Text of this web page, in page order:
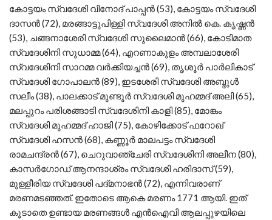
കോട്ടയം സ്വദേശി വിനോദ് പാപ്പന്‍ (53), കോട്ടയം സ്വദേശി
ദാസന്‍ (72), മരങ്ങാട്ടുപിള്ളി സ്വദേശി അനില്‍ കെ. കൃഷ്ണന്‍
(53), ചങ്ങനാശേരി സ്വദേശി സുലൈമാന്‍ (66), കോടിമാത
സ്വദേശിനി സുധാമ്മ (64), എറണാകുളം അമ്പലാശേരി
സ്വദേശിനി സാറമ്മ വര്‍ക്കിയച്ചന്‍ (69), തൃശൂര്‍ പാര്‍ലികാട്
സ്വദേശി ഗോപാലന്‍ (89), ഇടശേരി സ്വദേശി അബ്ദുള്‍
സലീം (38), പാലക്കാട് മുണ്ടൂര്‍ സ്വദേശി മുഹമ്മദ് അലി (65),
മലപ്പുറം പരിശങ്ങാടി സ്വദേശിനി കാളി (85), മോങ്കം
സ്വദേശി മുഹമ്മദ് ഹാജി (75), കോഴിക്കോട് ഫറോഖ്
സ്വദേശി ഹസന്‍ (68), കണ്ണൂര്‍ മാലപട്ടം സ്വദേശി
രാമചന്ദ്രന്‍ (67), ചെറുവാഞ്ചേരി സ്വദേശിനി അലീന (80),
കാസര്‍ഗോഡ് ആനന്ദാശ്രം സ്വദേശി ഹരിദാസ് (59),
മുള്ളീരിയ സ്വദേശി പദ്മനാഭന്‍ (72), എന്നിവരാണ്
മരണമടഞ്ഞത്. ഇതോടെ ആകെ മരണം 1771 ആയി. ഇത്
കൂടാതെ ഉണ്ടായ മരണങ്ങള്‍ എന്‍ഐവി ആലപ്പുഴയിലെ